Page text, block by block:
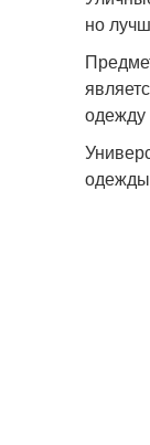
но
одежду